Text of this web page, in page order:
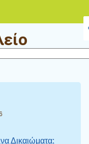
Δικαιώματα: